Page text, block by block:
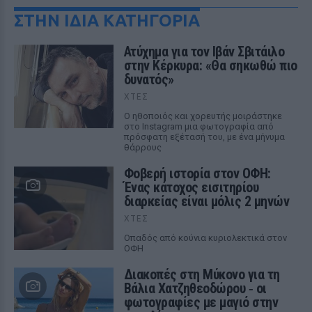
ΣΤΗΝ ΙΔΙΑ ΚΑΤΗΓΟΡΙΑ
Ατύχημα για τον Ιβάν Σβιτάιλο
στην Κέρκυρα: «Θα σηκωθώ πιο
δυνατός»
ΧΤΕΣ
Ο ηθοποιός και χορευτής μοιράστηκε
στο Instagram μια φωτογραφία από
πρόσφατη εξέτασή του, με ένα μήνυμα
θάρρους
Φοβερή ιστορία στον ΟΦΗ:
Ένας κάτοχος εισιτηρίου
διαρκείας είναι μόλις 2 μηνών
ΧΤΕΣ
Οπαδός από κούνια κυριολεκτικά στον
ΟΦΗ
Διακοπές στη Μύκονο για τη
Βάλια Χατζηθεοδώρου ‑ οι
φωτογραφίες με μαγιό στην